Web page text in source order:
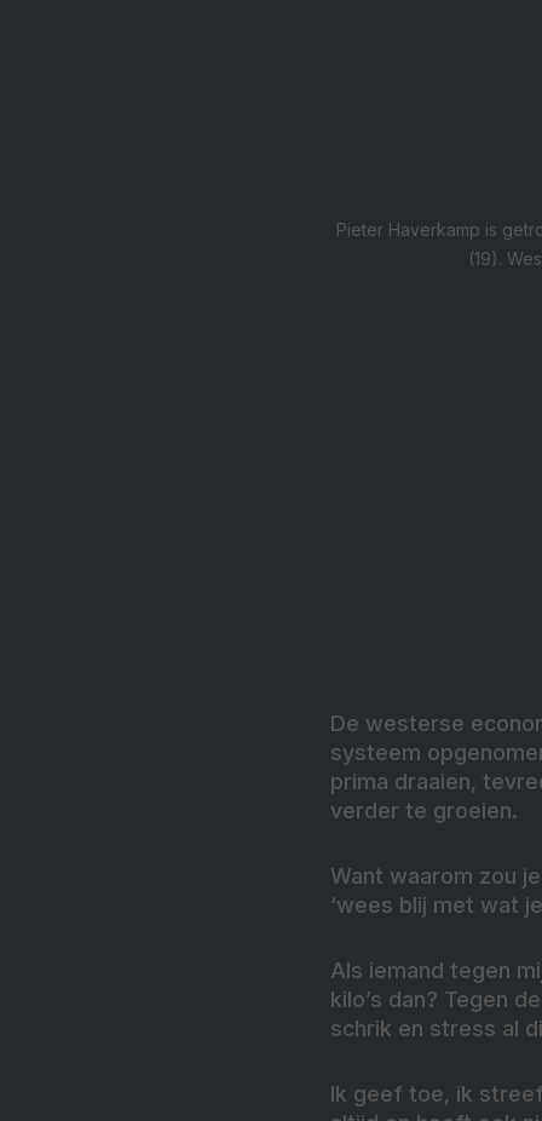
Pieter Haverkamp is
(19).
De westerse
systeem
prima draaien,
verder te groeien.
Want waarom zou
‘wees blij met wat
Als iemand tegen
kilo’s dan? Tegen
schrik en stress al
Ik geef toe, ik